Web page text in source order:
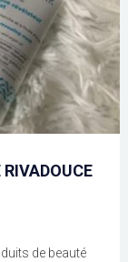
de beauté